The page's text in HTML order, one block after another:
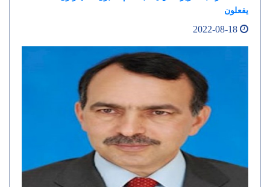
يفعلون